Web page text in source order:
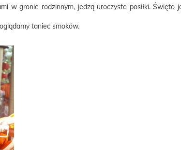
w gronie rodzinnym, jedzą uroczyste posiłki. Święto
taniec smoków.